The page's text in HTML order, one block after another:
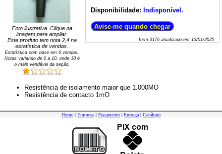
Foto ilustrativa. Clique na
imagem para ampliar.
Este produto tem nota 2,4na
estatística de vendas.
Estatística com base em 6 vendas.
Notas variando de 0a 10, onde 10 é
o mais vendável da seção.
Disponibilidade: Indisponível.
Item 3176atualizado em 13/01/2025
Resistência de isolamento maior que 1.000MO
Resistência de contacto 1mO
Home | Empresa | Pagamento | Entrega | Catálogo